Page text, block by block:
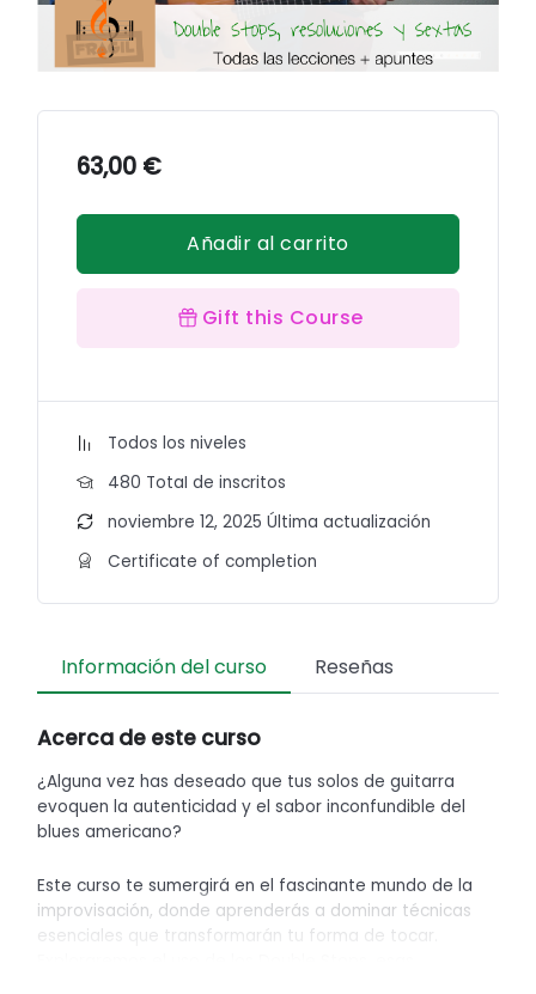
63,00 €
Añadir al carrito
Gift this Course
Todos los niveles
480 TotaI de inscritos
noviembre 12, 2025 Última actualización
Certificate of completion
Información del curso Reseñas
Acerca de este curso
¿Alguna vez has deseado que tus solos de guitarra
evoquen la autenticidad y el sabor inconfundible del
blues americano?
Este curso te sumergirá en el fascinante mundo de la
improvisación, donde aprenderás a dominar técnicas
esenciales que transformarán tu forma de tocar.